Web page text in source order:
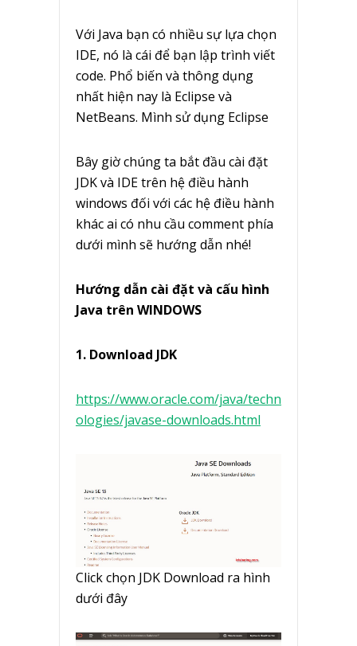
Với Java bạn có nhiều sự lựa chọn
IDE, nó là cái để bạn lập trình viết
code. Phổ biến và thông dụng
nhất hiện nay là Eclipse và
NetBeans. Mình sử dụng Eclipse
Bây giờ chúng ta bắt đầu cài đặt
JDK và IDE trên hệ điều hành
windows đối với các hệ điều hành
khác ai có nhu cầu comment phía
dưới mình sẽ hướng dẫn nhé!
Hướng dẫn cài đặt và cấu hình
Java trên WINDOWS
1. Download JDK
https://www.oracle.com/java/techn
ologies/javase-downloads.html
Click chọn JDK Download ra hình
dưới đây